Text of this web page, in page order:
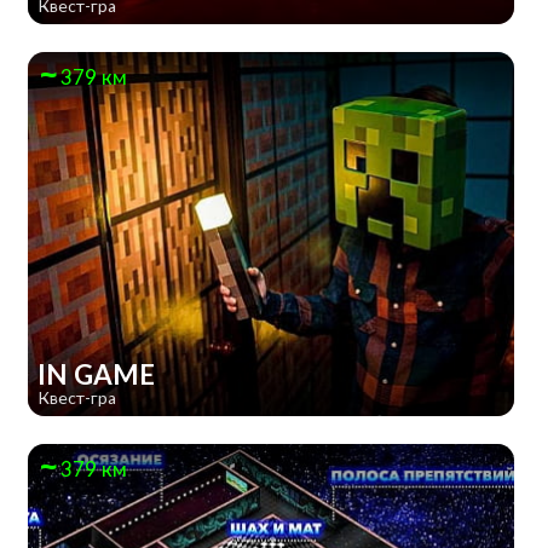
Квест-гра
379 км
IN GAME
Квест-гра
379 км